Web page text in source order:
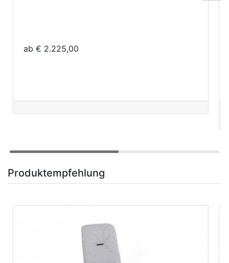
ab € 2.225,00
Produktempfehlung